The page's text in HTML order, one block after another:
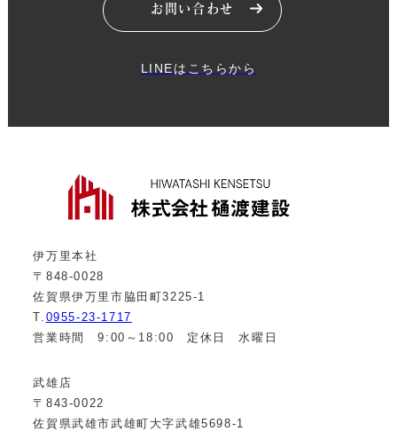
お問い合わせ
LINEはこちらから
伊万里本社
〒848-0028
佐賀県伊万里市脇田町3225-1
T. 0955-23-1717
営業時間 9:00～18:00 定休日 水曜日
武雄店
〒843-0022
佐賀県武雄市武雄町大字武雄5698-1